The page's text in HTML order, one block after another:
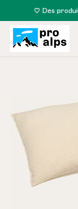
principal
♡ Des
Ignorer la